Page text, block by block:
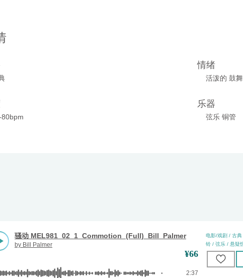
情绪
活泼的 鼓
乐器
弦乐 铜管
骚动 MEL981_02_1_Commotion_(Full)_Bill_Palmer
by Bill Palmer
¥66
2:37
电影/戏剧 / 古
铃 / 弦乐 / 悬疑